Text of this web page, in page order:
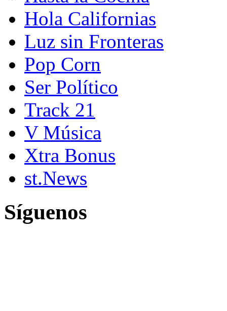
Hola Californias
Luz sin Fronteras
Pop Corn
Ser Político
Track 21
V Música
Xtra Bonus
st.News
Síguenos